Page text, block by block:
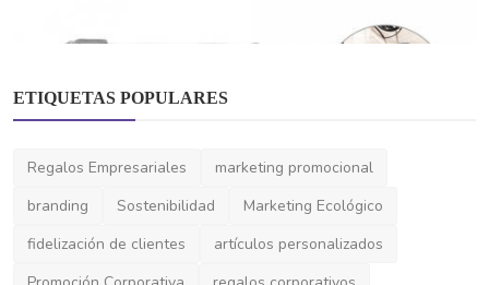
ETIQUETAS POPULARES
Regalos Empresariales
marketing promocional
branding
Sostenibilidad
Marketing Ecológico
fidelización de clientes
artículos personalizados